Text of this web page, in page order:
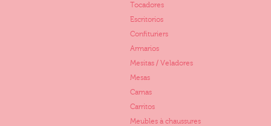
Tocadores
Escritorios
Confituriers
Armarios
Mesitas / Veladores
Mesas
Camas
Carritos
Meubles à chaussures